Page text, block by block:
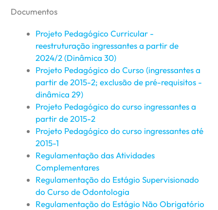
Documentos
Projeto Pedagógico Curricular -
reestruturação ingressantes a partir de
2024/2 (Dinâmica 30)
Projeto Pedagógico do Curso (ingressantes a
partir de 2015-2; exclusão de pré-requisitos -
dinâmica 29)
Projeto Pedagógico do curso ingressantes a
partir de 2015-2
Projeto Pedagógico do curso ingressantes até
2015-1
Regulamentação das Atividades
Complementares
Regulamentação do Estágio Supervisionado
do Curso de Odontologia
Regulamentação do Estágio Não Obrigatório